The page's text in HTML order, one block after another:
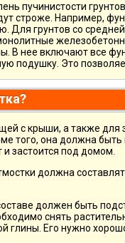
пучинистости
строже. Например,
Для грунтов со
В нее включают все
подушку. Это
с крыши, а также для
того, она должна быть
застоится под домом.
должна
должен быть
снять
глины. Его нужно